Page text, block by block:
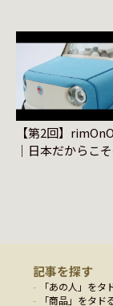
【第2回】
｜日本だからこ
記事を探す
「あの人 」をタ
「商品」をタド